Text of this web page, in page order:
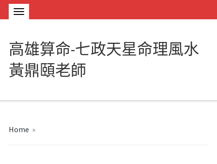
高雄算命-七政天星命理風水
黃鼎頤老師
Home »